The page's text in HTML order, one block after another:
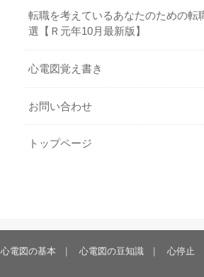
転職を考えているあなたのための転
選【Ｒ元年10月最新版】
心電図覚え書き
お問い合わせ
トップページ
心電図の基本 心電図の豆知識 心停止